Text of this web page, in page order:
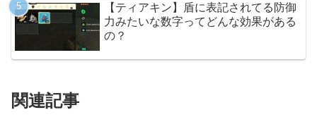
【ティアキン】盾に表記されてる防御
力みたいな数字ってどんな効果がある
の？
関連記事